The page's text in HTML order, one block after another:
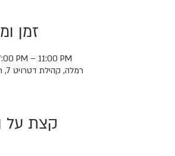
זמן
PM – 11:00 PM
רמלה, קהילת דטרויט 7, רמלה, 72216, ישראל
קצת על